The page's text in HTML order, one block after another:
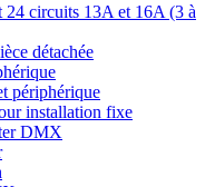
24 circuits 13A et 16A (3 à
détachée
périphérique
installation fixe
DMX